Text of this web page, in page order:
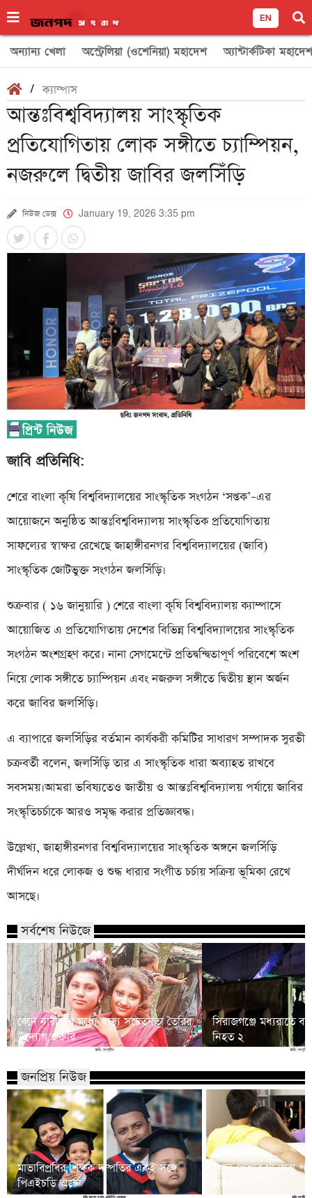
EN
অন্যান্য খেলা অস্ট্রেলিয়া (ওশেনিয়া) মহাদেশ অ্যান্টার্কটিকা মহাদেশ
/ক্যাম্পাস
আন্তঃবিশ্ববিদ্যালয় সাংস্কৃতিক
প্রতিযোগিতায় লোক সঙ্গীতে চ্যাম্পিয়ন,
নজরুলে দ্বিতীয় জাবির জলসিঁড়ি
নিউজ ডেক্স January 19, 2026 3:35 pm
জাবি প্রতিনিধি:
শেরে বাংলা কৃষি বিশ্ববিদ্যালয়ের সাংস্কৃতিক সংগঠন ‘সপ্তক’–এর
আয়োজনে অনুষ্ঠিত আন্তঃবিশ্ববিদ্যালয় সাংস্কৃতিক প্রতিযোগিতায়
সাফল্যের স্বাক্ষর রেখেছে জাহাঙ্গীরনগর বিশ্ববিদ্যালয়ের (জাবি)
সাংস্কৃতিক জোটভুক্ত সংগঠন জলসিঁড়ি।
শুক্রবার ( ১৬ জানুয়ারি ) শেরে বাংলা কৃষি বিশ্ববিদ্যালয় ক্যাম্পাসে
আয়োজিত এ প্রতিযোগিতায় দেশের বিভিন্ন বিশ্ববিদ্যালয়ের সাংস্কৃতিক
সংগঠন অংশগ্রহণ করে। নানা সেগমেন্টে প্রতিদ্বন্দ্বিতাপূর্ণ পরিবেশে অংশ
নিয়ে লোক সঙ্গীতে চ্যাম্পিয়ন এবং নজরুল সঙ্গীতে দ্বিতীয় স্থান অর্জন
করে জাবির জলসিঁড়ি।
এ ব্যাপারে জলসিঁড়ির বর্তমান কার্যকরী কমিটির সাধারণ সম্পাদক সুরভী
চক্রবর্তী বলেন, জলসিঁড়ি তার এ সাংস্কৃতিক ধারা অব্যাহত রাখবে
সবসময়।আমরা ভবিষ্যতেও জাতীয় ও আন্তঃবিশ্ববিদ্যালয় পর্যায়ে জাবির
সংস্কৃতিচর্চাকে আরও সমৃদ্ধ করার প্রতিজ্ঞাবদ্ধ।
উল্লেখ্য, জাহাঙ্গীরনগর বিশ্ববিদ্যালয়ের সাংস্কৃতিক অঙ্গনে জলসিঁড়ি
দীর্ঘদিন ধরে লোকজ ও শুদ্ধ ধারার সংগীত চর্চায় সক্রিয় ভূমিকা রেখে
আসছে।
সর্বশেষ নিউজে
বেদে নারীদের মধ্যে স্বাস্থ্য সচেতনতা তৈরির
উদ্যোগ জরুরি
সিরাজগঞ্জে মধ্যরাতে
নিহত ২
জনপ্রিয় নিউজ
মাভাবিপ্রবির শিক্ষক দম্পতির একই সঙ্গে
পিএইচডি অর্জন
কোন পেশার মানুষরা
জড়ান?